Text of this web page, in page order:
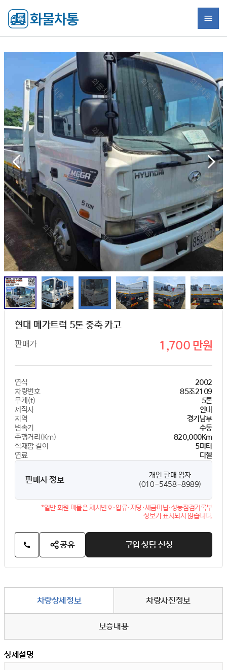
현대 메가트럭 5톤 중축 카고
판매가 1,700 만원
연식
2002
차량번호
85조2109
무게(t)
5톤
제작사
현대
지역
경기남부
변속기
수동
주행거리(Km)
820,000Km
적재함 길이
5미터
연료
디젤
판매자 정보
개인 판매 업자
(010-5458-8989)
*일반 회원 매물은 제시번호·압류·저당·세금미납·성능점검기록부
정보가 표시되지 않습니다.
공유 구입 상담 신청
차량상세정보 차량사진정보
보증내용
상세설명